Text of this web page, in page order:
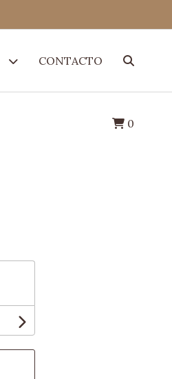
CONTACTO
0